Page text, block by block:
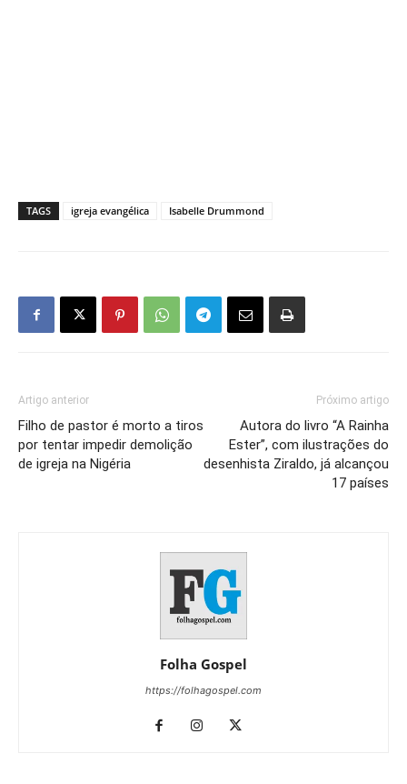
TAGS igreja evangélica Isabelle Drummond
Artigo anterior
Filho de pastor é morto a tiros
por tentar impedir demolição
de igreja na Nigéria
Próximo artigo
Autora do livro “A Rainha
Ester”, com ilustrações do
desenhista Ziraldo, já alcançou
17 países
Folha Gospel
https://folhagospel.com